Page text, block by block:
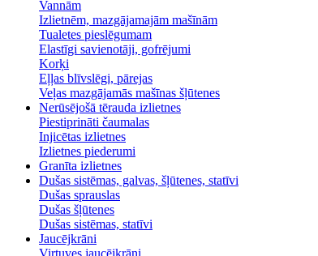
Vannām
Izlietnēm, mazgājamajām mašīnām
Tualetes pieslēgumam
Elastīgi savienotāji, gofrējumi
Korķi
Eļļas blīvslēgi, pārejas
Veļas mazgājamās mašīnas šļūtenes
Nerūsējošā tērauda izlietnes
Piestiprināti čaumalas
Injicētas izlietnes
Izlietnes piederumi
Granīta izlietnes
Dušas sistēmas, galvas, šļūtenes, statīvi
Dušas sprauslas
Dušas šļūtenes
Dušas sistēmas, statīvi
Jaucējkrāni
Virtuves jaucējkrāni